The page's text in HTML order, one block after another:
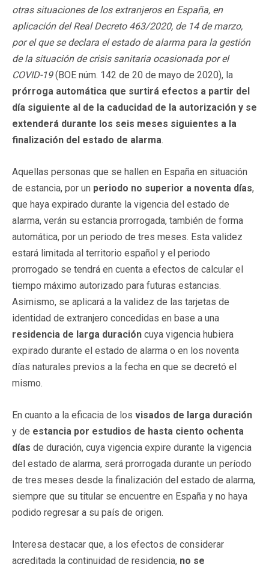
otras situaciones de los extranjeros en España, en
aplicación del Real Decreto 463/2020, de 14 de marzo,
por el que se declara el estado de alarma para la gestión
de la situación de crisis sanitaria ocasionada por el
COVID-19(BOE núm. 142 de 20 de mayo de 2020), la
prórroga automática que surtirá efectos a partir del
día siguiente al de la caducidad de la autorización y se
extenderá durante los seis meses siguientes a la
finalización del estado de alarma.
Aquellas personas que se hallen en España en situación
de estancia, por un periodo no superior a noventa días,
que haya expirado durante la vigencia del estado de
alarma, verán su estancia prorrogada, también de forma
automática, por un periodo de tres meses. Esta validez
estará limitada al territorio español y el periodo
prorrogado se tendrá en cuenta a efectos de calcular el
tiempo máximo autorizado para futuras estancias.
Asimismo, se aplicará a la validez de las tarjetas de
identidad de extranjero concedidas en base a una
residencia de larga duración cuya vigencia hubiera
expirado durante el estado de alarma o en los noventa
días naturales previos a la fecha en que se decretó el
mismo.
En cuanto a la eficacia de los visados de larga duración
y de estancia por estudios de hasta ciento ochenta
días de duración, cuya vigencia expire durante la vigencia
del estado de alarma, será prorrogada durante un período
de tres meses desde la finalización del estado de alarma,
siempre que su titular se encuentre en España y no haya
podido regresar a su país de origen.
Interesa destacar que, a los efectos de considerar
acreditada la continuidad de residencia, no se